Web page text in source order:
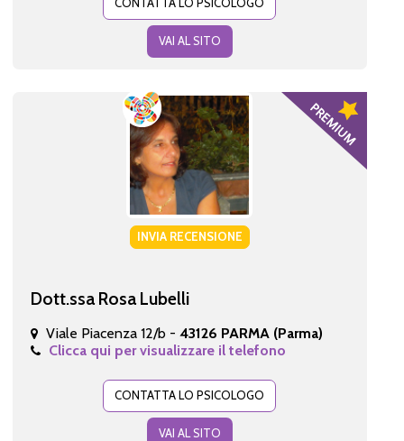
VAI AL SITO
INVIA RECENSIONE
Dott.ssa Rosa Lubelli
Viale Piacenza 12/b - 43126 PARMA (Parma)
Clicca qui per visualizzare il telefono
CONTATTA LO PSICOLOGO
VAI AL SITO